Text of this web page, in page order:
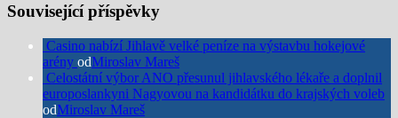
Související příspěvky
Casino nabízí Jihlavě velké peníze na výstavbu hokejové
arény odMiroslav Mareš
Celostátní výbor ANO přesunul jihlavského lékaře a doplnil
europoslankyni Nagyovou na kandidátku do krajských voleb
odMiroslav Mareš